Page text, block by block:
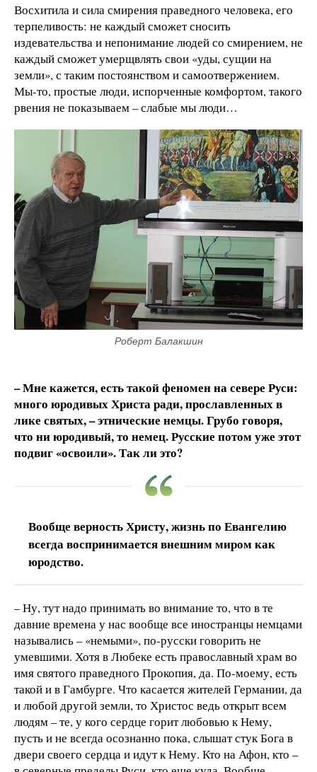
Восхитила и сила смирения праведного человека, его
терпеливость: не каждый сможет сносить
издевательства и непонимание людей со смирением, не
каждый сможет умерщвлять свои «уды, сущии на
земли», с таким постоянством и самоотвержением.
Мы-то, простые люди, испорченные комфортом, такого
рвения не показываем – слабые мы люди…
Роберт Балакшин
– Мне кажется, есть такой феномен на севере Руси:
много юродивых Христа ради, прославленных в
лике святых, – этнические немцы. Грубо говоря,
что ни юродивый, то немец. Русские потом уже этот
подвиг «освоили». Так ли это?
Вообще верность Христу, жизнь по Евангелию
всегда воспринимается внешним миром как
юродство.
– Ну, тут надо принимать во внимание то, что в те
давние времена у нас вообще все иностранцы немцами
назывались – «немыми», по-русски говорить не
умевшими. Хотя в Любеке есть православный храм во
имя святого праведного Прокопия, да. По-моему, есть
такой и в Гамбурге. Что касается жителей Германии, да
и любой другой земли, то Христос ведь открыт всем
людям – те, у кого сердце горит любовью к Нему,
пусть и не всегда осознанно пока, слышат стук Бога в
двери своего сердца и идут к Нему. Кто на Афон, кто –